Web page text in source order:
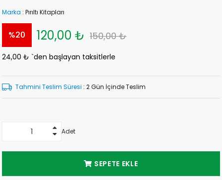
Marka : Pırıltı Kitapları
%20
İndirim
150,00 ₺
120,00 ₺
24,00 ₺ `den başlayan taksitlerle
Tahmini Teslim Süresi : 2 Gün İçinde Teslim
Adet